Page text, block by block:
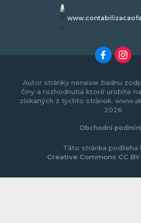
Autor stránky nenesie žiadnu
činy a rozhodnutia ktoré urobíte
získaných z týchto stránok.
2026
Obchodní
Táto stránka podlieha
Creative Commons CC